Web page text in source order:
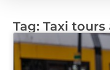
Tag: Taxi